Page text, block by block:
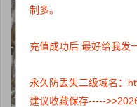
制多。
充值成功后 最好给我发
永久防丢失二级域名：
建议收藏保存-----